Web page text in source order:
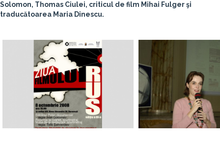
Solomon, Thomas Ciulei, criticul de film Mihai Fulger şi
traducătoarea Maria Dinescu.